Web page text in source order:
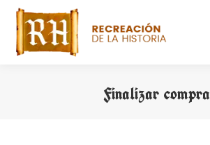
Finalizar compra